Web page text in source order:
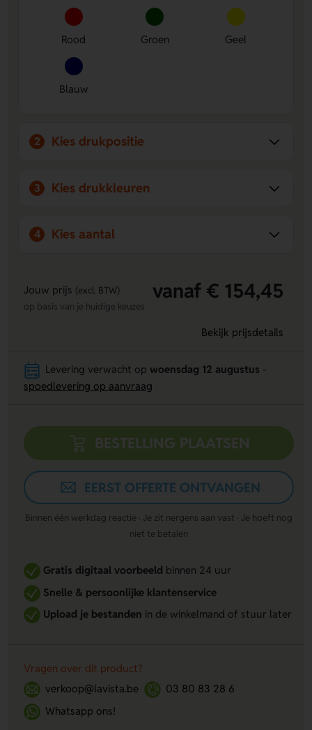
zichtbaarheid.
Duurzame uitstraling
De balpen van gerecycled papier
geeft de set een bewuste en praktische look.
Rood Groen Geel
Blauw
2 Kies drukpositie
3 Kies drukkleuren
4 Kies aantal
Jouw prijs (excl. BTW) vanaf € 154,45
op basis van je huidige keuzes
Bekijk prijsdetails
Levering verwacht op woensdag 12 augustus
spoedlevering op aanvraag
BESTELLING PLAATSEN
EERST OFFERTE ONTVANGEN
Binnen één werkdag reactie · Je zit nergens aan vast · Je hoeft nog
niet te betalen
Gratis digitaal voorbeeldbinnen 24 uur
Snelle & persoonlijke klantenservice
Upload je bestanden in de winkelmand of stuur later
Vragen over dit product?
verkoop@lavista.be
03 80 83 28 6
Whatsapp ons!